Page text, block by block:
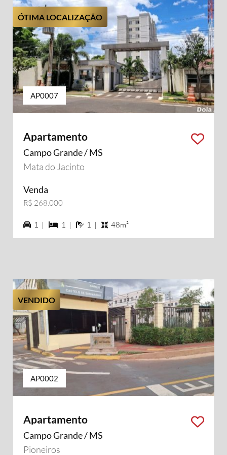
ÓTIMA LOCALIZAÇÃO
AP0007
Apartamento
Campo Grande / MS
Mata do Jacinto
Venda
R$ 268.000
1 vagas na garagem
1 | 1 dormiórios
1 | 1 banheiros
1 | 48m²
VENDIDO
AP0002
Apartamento
Campo Grande / MS
Pioneiros